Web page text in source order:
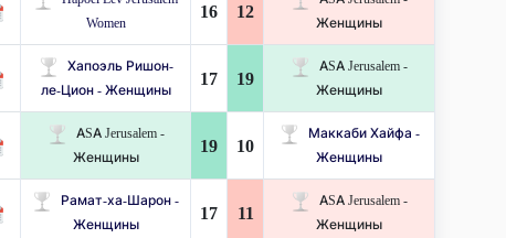
Women
16 12
Женщины
Хапоэль Ришон-
ле-Цион - Женщины
17 19
ASA Jerusalem -
Женщины
ASA Jerusalem -
Женщины
19 10
Маккаби Хайфа -
Женщины
Рамат-ха-Шарон -
Женщины
17 11
ASA Jerusalem -
Женщины